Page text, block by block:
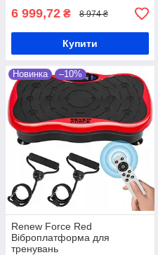
6 999,72 ₴ 8 974 ₴
Купити
Новинка –10%
Renew Force Red
Віброплатформа для
тренувань